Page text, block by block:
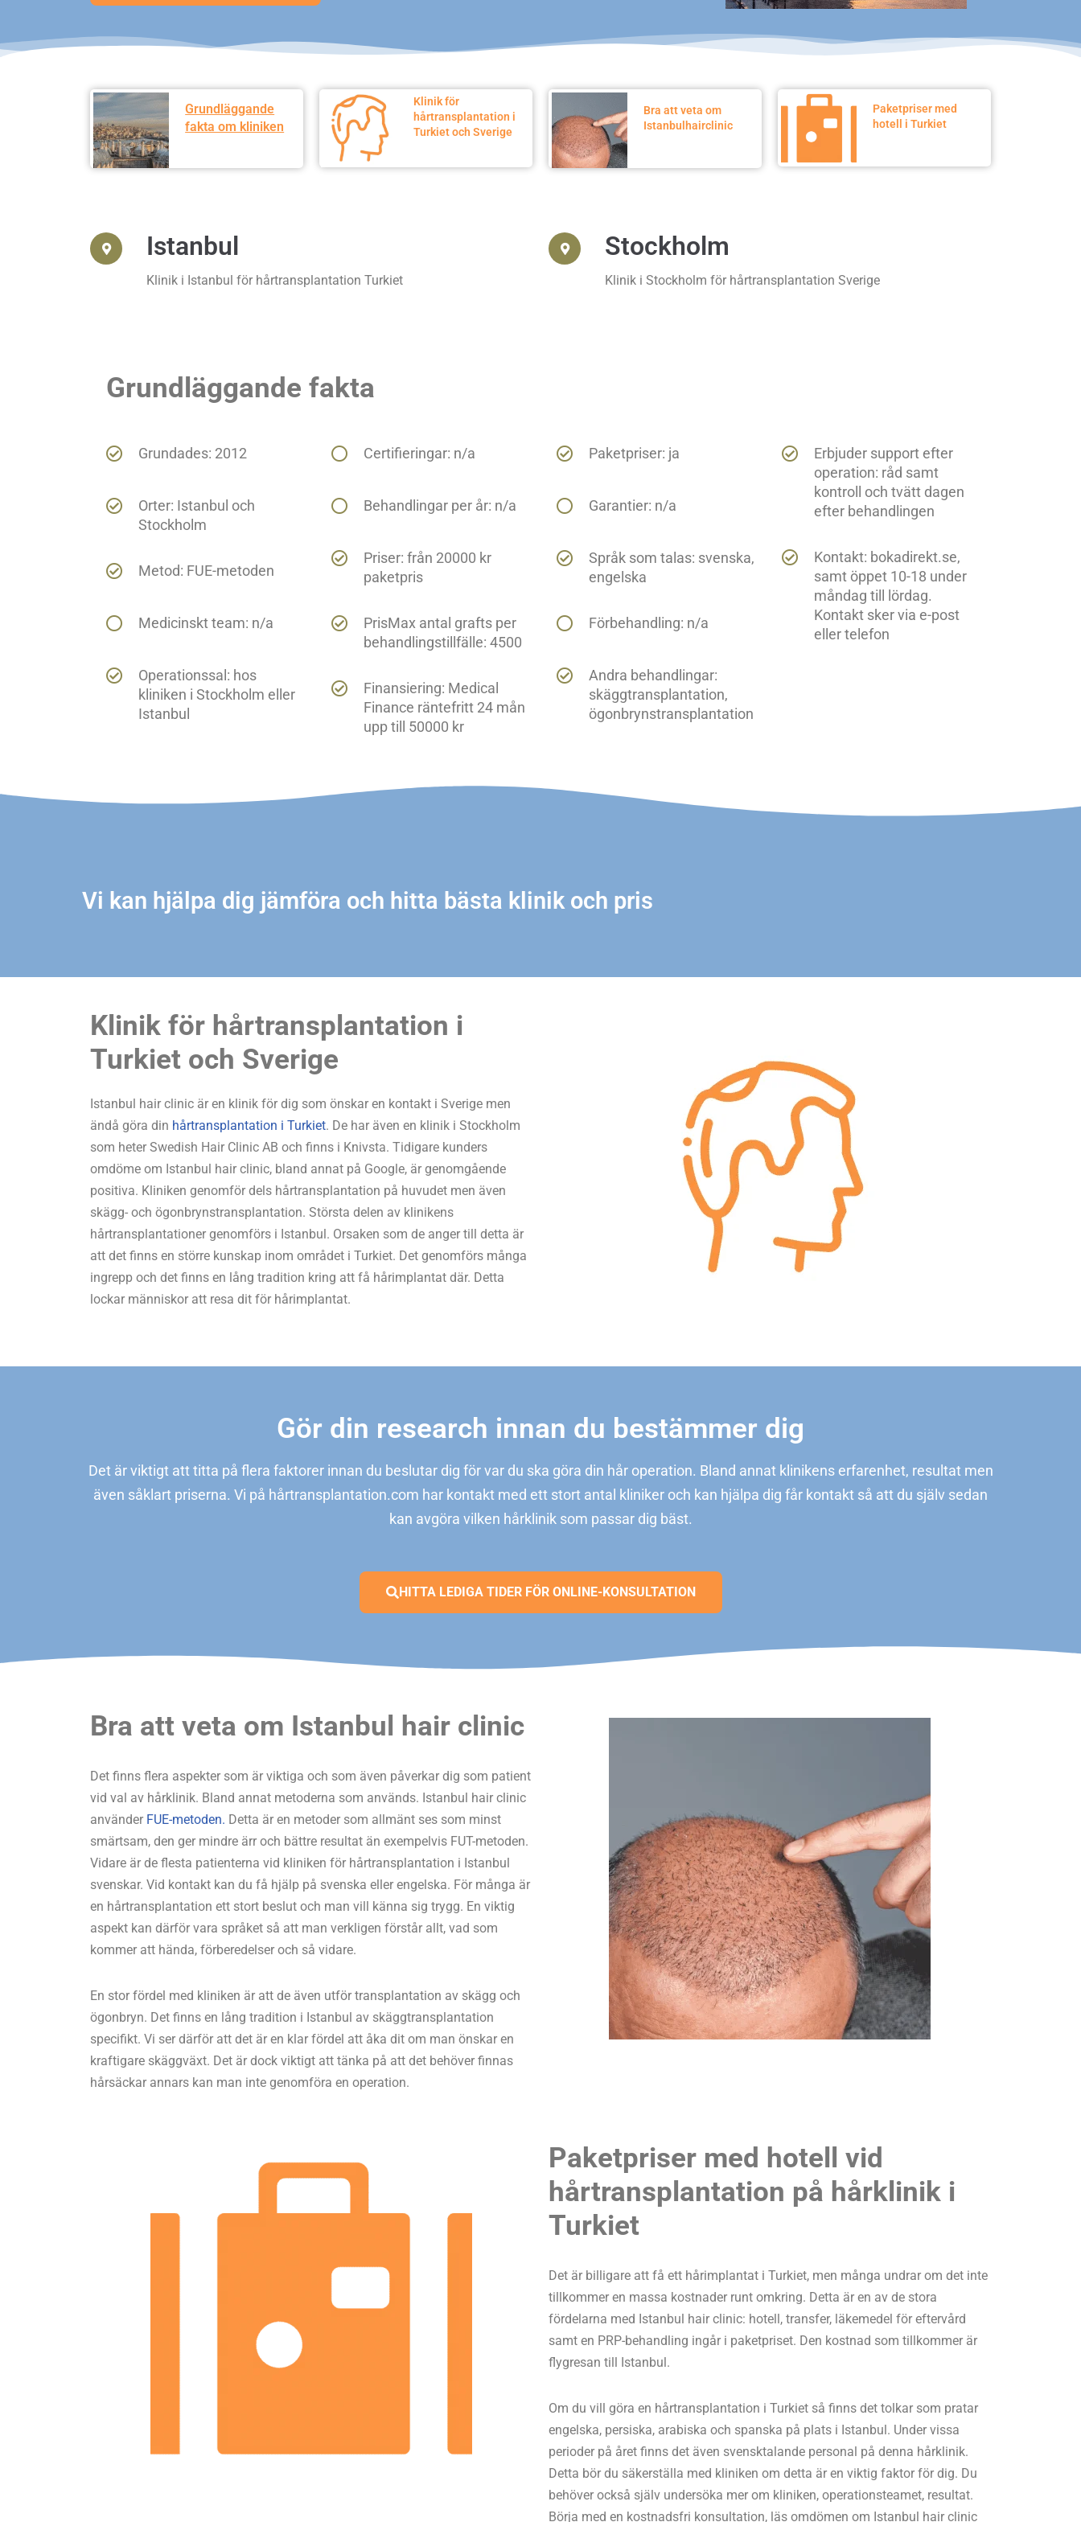
Grundläggande
fakta om kliniken
Klinik för
hårtransplantation i
Turkiet och Sverige
Bra att veta om
Istanbulhairclinic
Paketpriser med
hotell i Turkiet
Istanbul
Klinik i Istanbul för hårtransplantation Turkiet
Stockholm
Klinik i Stockholm för hårtransplantation Sverige
Grundläggande fakta
Grundades: 2012
Orter: Istanbul och
Stockholm
Metod: FUE-metoden
Medicinskt team: n/a
Operationssal: hos
kliniken i Stockholm eller
Istanbul
Certifieringar: n/a
Behandlingar per år: n/a
Priser: från 20000 kr
paketpris
PrisMax antal grafts per
behandlingstillfälle: 4500
Finansiering: Medical
Finance räntefritt 24 mån
upp till 50000 kr
Paketpriser: ja
Garantier: n/a
Språk som talas: svenska,
engelska
Förbehandling: n/a
Andra behandlingar:
skäggtransplantation,
ögonbrynstransplantation
Erbjuder support efter
operation: råd samt
kontroll och tvätt dagen
efter behandlingen
Kontakt: bokadirekt.se,
samt öppet 10-18 under
måndag till lördag.
Kontakt sker via e-post
eller telefon
Vi kan hjälpa dig jämföra och hitta bästa klinik och pris
Klinik för hårtransplantation i
Turkiet och Sverige
Istanbul hair clinic är en klinik för dig som önskar en kontakt i Sverige men
ändå göra din hårtransplantation i Turkiet. De har även en klinik i Stockholm
som heter Swedish Hair Clinic AB och finns i Knivsta. Tidigare kunders
omdöme om Istanbul hair clinic, bland annat på Google, är genomgående
positiva. Kliniken genomför dels hårtransplantation på huvudet men även
skägg- och ögonbrynstransplantation. Största delen av klinikens
hårtransplantationer genomförs i Istanbul. Orsaken som de anger till detta är
att det finns en större kunskap inom området i Turkiet. Det genomförs många
ingrepp och det finns en lång tradition kring att få hårimplantat där. Detta
lockar människor att resa dit för hårimplantat.
Gör din research innan du bestämmer dig
Det är viktigt att titta på flera faktorer innan du beslutar dig för var du ska göra din hår operation. Bland annat klinikens erfarenhet, resultat men
även såklart priserna. Vi på hårtransplantation.com har kontakt med ett stort antal kliniker och kan hjälpa dig får kontakt så att du själv sedan
kan avgöra vilken hårklinik som passar dig bäst.
HITTA LEDIGA TIDER FÖR ONLINE-KONSULTATION
Bra att veta om Istanbul hair clinic
Det finns flera aspekter som är viktiga och som även påverkar dig som patient
vid val av hårklinik. Bland annat metoderna som används. Istanbul hair clinic
använder FUE-metoden. Detta är en metoder som allmänt ses som minst
smärtsam, den ger mindre ärr och bättre resultat än exempelvis FUT-metoden.
Vidare är de flesta patienterna vid kliniken för hårtransplantation i Istanbul
svenskar. Vid kontakt kan du få hjälp på svenska eller engelska. För många är
en hårtransplantation ett stort beslut och man vill känna sig trygg. En viktig
aspekt kan därför vara språket så att man verkligen förstår allt, vad som
kommer att hända, förberedelser och så vidare.
En stor fördel med kliniken är att de även utför transplantation av skägg och
ögonbryn. Det finns en lång tradition i Istanbul av skäggtransplantation
specifikt. Vi ser därför att det är en klar fördel att åka dit om man önskar en
kraftigare skäggväxt. Det är dock viktigt att tänka på att det behöver finnas
hårsäckar annars kan man inte genomföra en operation.
Paketpriser med hotell vid
hårtransplantation på hårklinik i
Turkiet
Det är billigare att få ett hårimplantat i Turkiet, men många undrar om det inte
tillkommer en massa kostnader runt omkring. Detta är en av de stora
fördelarna med Istanbul hair clinic: hotell, transfer, läkemedel för eftervård
samt en PRP-behandling ingår i paketpriset. Den kostnad som tillkommer är
flygresan till Istanbul.
Om du vill göra en hårtransplantation i Turkiet så finns det tolkar som pratar
engelska, persiska, arabiska och spanska på plats i Istanbul. Under vissa
perioder på året finns det även svensktalande personal på denna hårklinik.
Detta bör du säkerställa med kliniken om detta är en viktig faktor för dig. Du
behöver också själv undersöka mer om kliniken, operationsteamet, resultat.
Börja med en kostnadsfri konsultation, läs omdömen om Istanbul hair clinic